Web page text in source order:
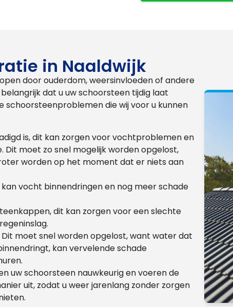
in Naaldwijk
door ouderdom, weersinvloeden of andere
dat u uw schoorsteen tijdig laat
schoorsteenproblemen die wij voor u kunnen
is, dit kan zorgen voor vochtproblemen en
Dit moet zo snel mogelijk worden opgelost,
worden op het moment dat er niets aan
vocht binnendringen en nog meer schade
dit kan zorgen voor een slechte
moet snel worden opgelost, want water dat
kan vervelende schade
uw schoorsteen nauwkeurig en voeren de
uit, zodat u weer jarenlang zonder zorgen